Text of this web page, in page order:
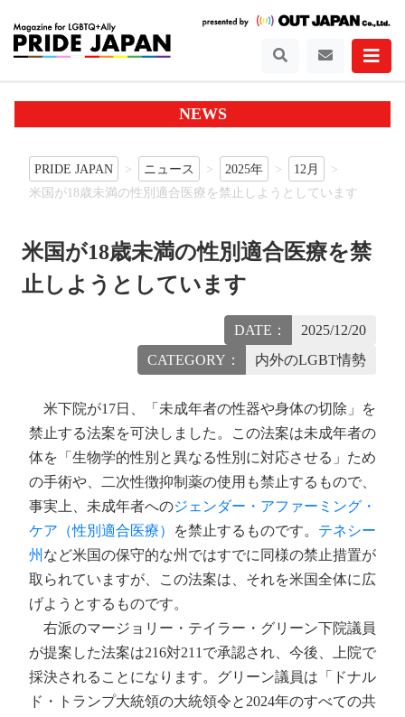
NEWS
PRIDE JAPAN ニュース 2025年
12月
米国が18歳未満の性別適合医療を禁止しようとしています
米国が18歳未満の性別適合医療を禁
止しようとしています
DATE：
2025/12/20
CATEGORY：
内外のLGBT情勢
米下院が17日、「未成年者の性器や身体の切除」を
禁止する法案を可決しました。この法案は未成年者の
体を「生物学的性別と異なる性別に対応させる」ため
の手術や、二次性徴抑制薬の使用も禁止するもので、
事実上、未成年者へのジェンダー・アファーミング・
ケア（性別適合医療）
を禁止するものです。 テネシー
州 など米国の保守的な州ではすでに同様の禁止措置が
取られていますが、この法案は、それを米国全体に広
げようとするものです。
右派のマージョリー・テイラー・グリーン下院議員
が提案した法案は216対211で承認され、今後、上院で
採決されることになります。グリーン議員は「ドナル
ド・トランプ大統領の大統領令と2024年のすべての共